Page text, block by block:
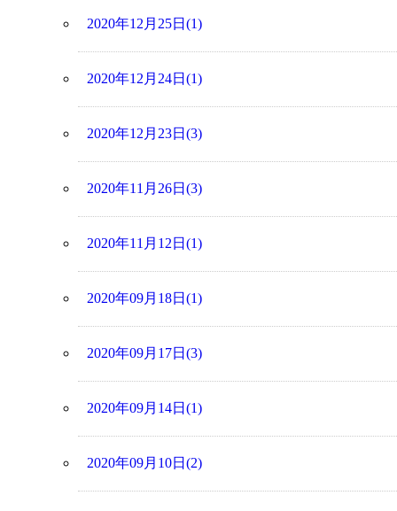
2020年12月25日(1)
2020年12月24日(1)
2020年12月23日(3)
2020年11月26日(3)
2020年11月12日(1)
2020年09月18日(1)
2020年09月17日(3)
2020年09月14日(1)
2020年09月10日(2)